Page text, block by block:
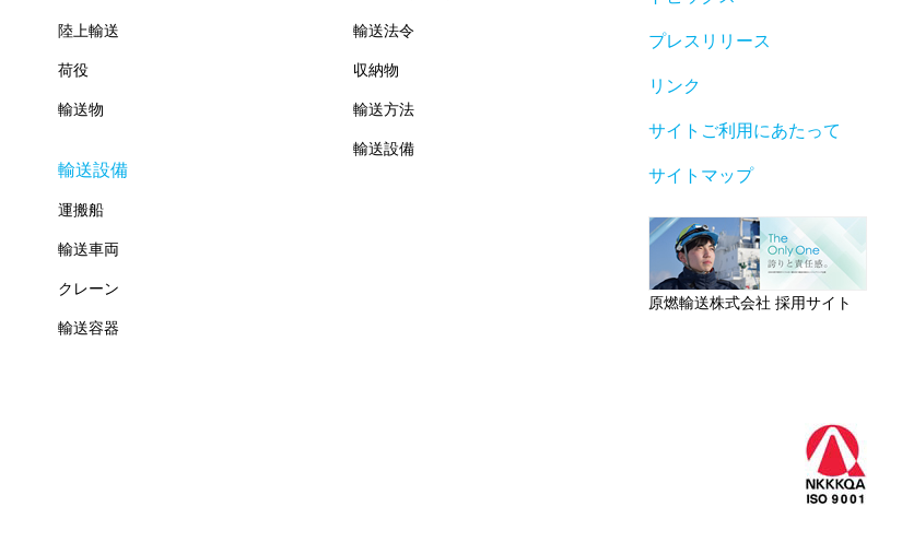
陸上輸送
荷役
輸送物
輸送設備
運搬船
輸送車両
クレーン
輸送容器
輸送法令
収納物
輸送方法
輸送設備
プレスリリース
リンク
サイトご利用にあたって
サイトマップ
原燃輸送株式会社 採用サイト